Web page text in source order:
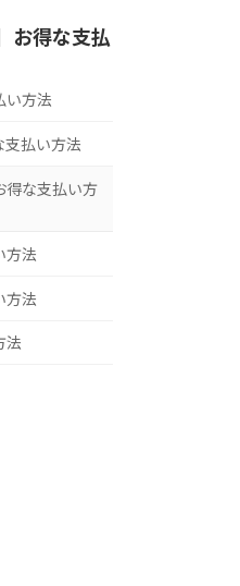
お得な支払
い方法
支払い方法
得な支払い方
方法
方法
法